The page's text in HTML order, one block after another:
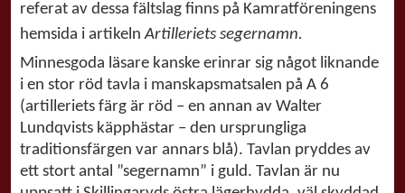
referat av dessa fältslag finns på Kamratföreningens
hemsida i artikelnArtilleriets segernamn.
Minnesgoda läsare kanske erinrar sig något liknande
i en stor röd tavla i manskapsmatsalen på A 6
(artilleriets färg är röd – en annan av Walter
Lundqvists käpphästar – den ursprungliga
traditionsfärgen var annars blå). Tavlan pryddes av
ett stort antal ”segernamn” i guld. Tavlan är nu